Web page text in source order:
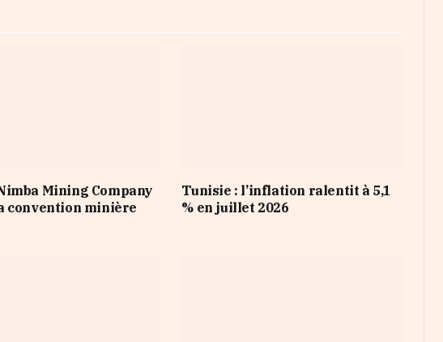
Mining Company
convention minière
Tunisie : l’inflation ralentit à 5,1
% en juillet 2026